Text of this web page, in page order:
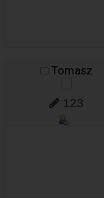
Tomasz
123